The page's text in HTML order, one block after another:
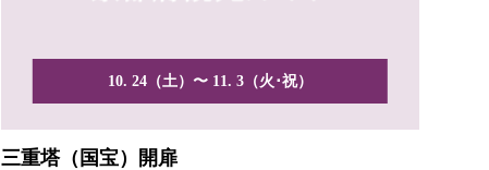
10. 24（土）〜 11. 3（火･祝）
三重塔（国宝）開扉